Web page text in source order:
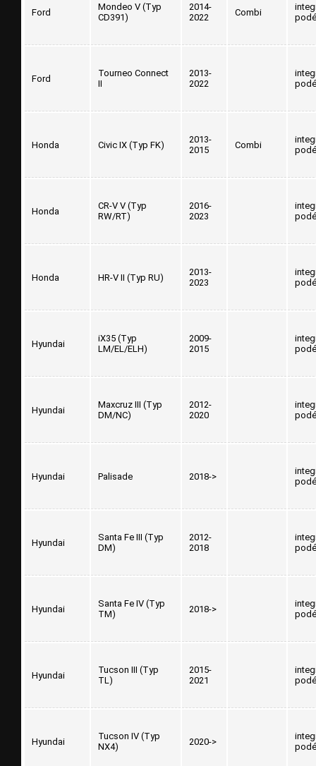
Ford
Mondeo V (Typ
CD391)
2014-
2022
Combi
Ford
Tourneo Connect
II
2013-
2022
Honda Civic IX (Typ FK)
2013-
2015
Combi
Honda
CR-V V (Typ
RW/RT)
2016-
2023
Honda HR-V II (Typ RU)
2013-
2023
Hyundai
iX35 (Typ
LM/EL/ELH)
2009-
2015
Hyundai
Maxcruz III (Typ
DM/NC)
2012-
2020
Hyundai Palisade 2018->
Hyundai
Santa Fe III (Typ
DM)
2012-
2018
Hyundai
Santa Fe IV (Typ
TM)
2018->
Hyundai
Tucson III (Typ
TL)
2015-
2021
Hyundai
Tucson IV (Typ
NX4)
2020->